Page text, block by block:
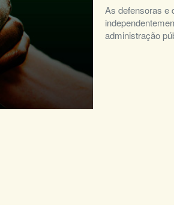
As defensoras e
administração